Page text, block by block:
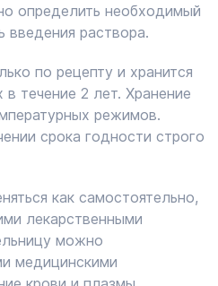
определить необходимый
введения раствора.
по рецепту и хранится
течение 2 лет. Хранение
режимов.
срока годности строго
как самостоятельно,
лекарственными
можно
медицинскими